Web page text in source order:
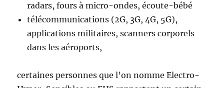
radars, fours à micro-ondes, écoute-bébé
télécommunications (2G, 3G, 4G, 5G),
applications militaires, scanners corporels
dans les aéroports,
certaines personnes que l’on nomme Electro-